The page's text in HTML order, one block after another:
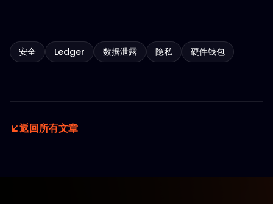
安全 Ledger 数据泄露 隐私 硬件钱包
返回所有文章